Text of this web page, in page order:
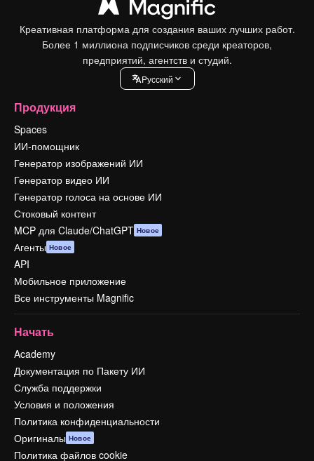
Креативная платформа для создания ваших лучших работ.
Более 1 миллиона подписчиков среди креаторов,
предприятий, агентств и студий.
Pусский
Продукция
Spaces
ИИ-помощник
Генератор изображений ИИ
Генератор видео ИИ
Генератор голоса на основе ИИ
Стоковый контент
MCP для Claude/ChatGPT Новое
Агенты Новое
API
Мобильное приложение
Все инструменты Magnific
Начать
Academy
Документация по Пакету ИИ
Служба поддержки
Условия и положения
Политика конфиденциальности
Оригиналы Новое
Политика файлов cookie